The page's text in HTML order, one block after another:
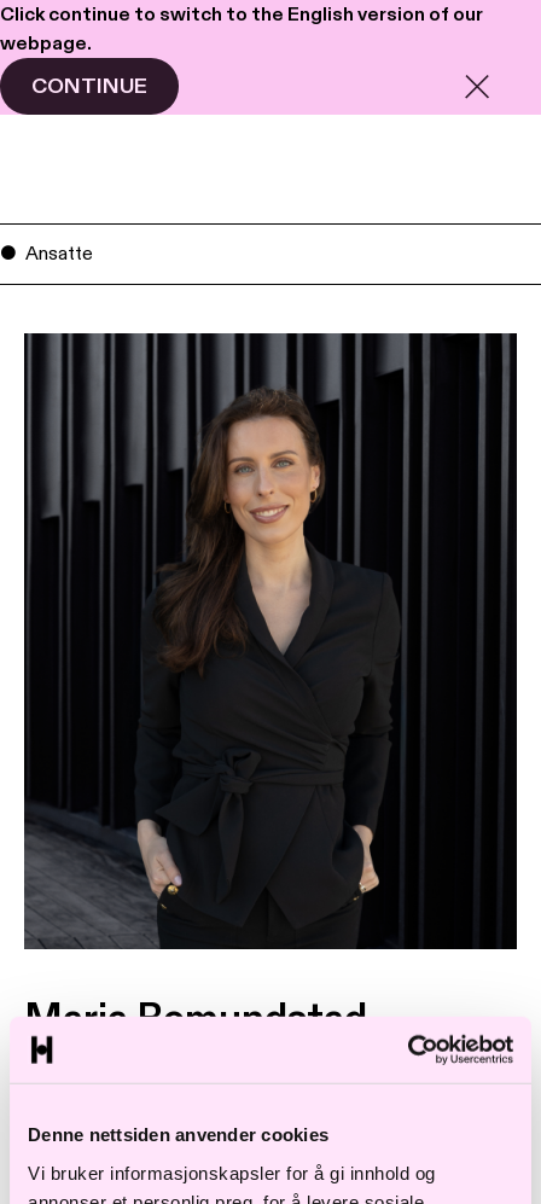
Denne nettsiden anvender cookies
Vi bruker informasjonskapsler for å gi innhold og
Click continue to switch to the English version of our
webpage.
CONTINUE
Haavind Meny
Ansatte
Maria Romundstad
Advokat
m.romundstad@haavind.no
+47 480 91 003